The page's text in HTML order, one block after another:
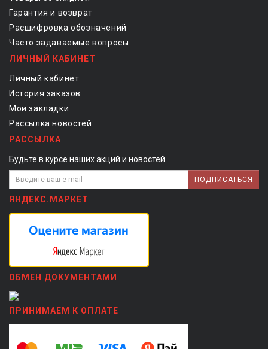
Гарантия и возврат
Расшифровка обозначений
Часто задаваемые вопросы
ЛИЧНЫЙ КАБИНЕТ
Личный кабинет
История заказов
Мои закладки
Рассылка новостей
РАССЫЛКА
Будьте в курсе наших акций и новостей
ПОДПИСАТЬСЯ
ЯНДЕКС.МАРКЕТ
ОБМЕН ДОКУМЕНТАМИ
ПРИНИМАЕМ К ОПЛАТЕ